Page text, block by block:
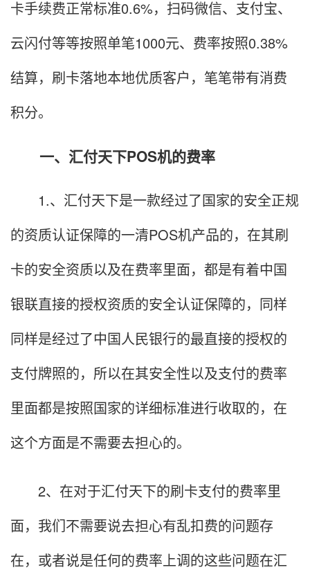
卡手续费正常标准0.6%，扫码微信、支付宝、
云闪付等等按照单笔1000元、费率按照0.38%
结算，刷卡落地本地优质客户，笔笔带有消费
积分。
一、汇付天下POS机的费率
1.、汇付天下是一款经过了国家的安全正规
的资质认证保障的一清POS机产品的，在其刷
卡的安全资质以及在费率里面，都是有着中国
银联直接的授权资质的安全认证保障的，同样
同样是经过了中国人民银行的最直接的授权的
支付牌照的，所以在其安全性以及支付的费率
里面都是按照国家的详细标准进行收取的，在
这个方面是不需要去担心的。
2、在对于汇付天下的刷卡支付的费率里
面，我们不需要说去担心有乱扣费的问题存
在，或者说是任何的费率上调的这些问题在汇